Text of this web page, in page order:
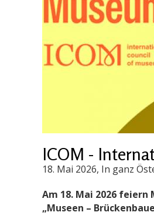
ICOM -
18. Mai 2026, In ganz
Am 18. Mai 2026
„Museen –